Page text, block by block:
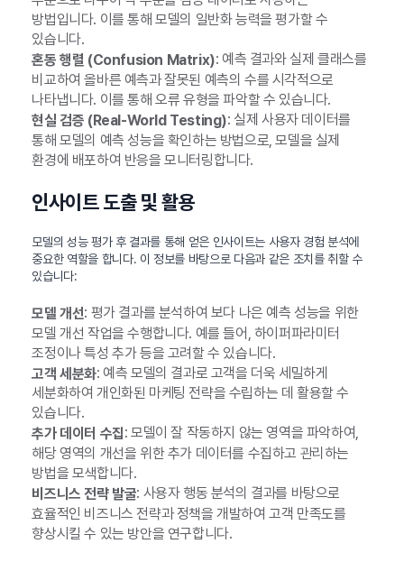
방법입니다. 이를 통해 모델의 일반화 능력을 평가할 수
있습니다.
혼동 행렬 (Confusion Matrix): 예측 결과와 실제 클래스를
비교하여 올바른 예측과 잘못된 예측의 수를 시각적으로
나타냅니다. 이를 통해 오류 유형을 파악할 수 있습니다.
현실 검증 (Real-World Testing): 실제 사용자 데이터를
통해 모델의 예측 성능을 확인하는 방법으로, 모델을 실제
환경에 배포하여 반응을 모니터링합니다.
인사이트 도출 및 활용
모델의 성능 평가 후 결과를 통해 얻은 인사이트는 사용자 경험 분석에
중요한 역할을 합니다. 이 정보를 바탕으로 다음과 같은 조치를 취할 수
있습니다:
모델 개선: 평가 결과를 분석하여 보다 나은 예측 성능을 위한
모델 개선 작업을 수행합니다. 예를 들어, 하이퍼파라미터
조정이나 특성 추가 등을 고려할 수 있습니다.
고객 세분화: 예측 모델의 결과로 고객을 더욱 세밀하게
세분화하여 개인화된 마케팅 전략을 수립하는 데 활용할 수
있습니다.
추가 데이터 수집: 모델이 잘 작동하지 않는 영역을 파악하여,
해당 영역의 개선을 위한 추가 데이터를 수집하고 관리하는
방법을 모색합니다.
비즈니스 전략 발굴: 사용자 행동 분석의 결과를 바탕으로
효율적인 비즈니스 전략과 정책을 개발하여 고객 만족도를
향상시킬 수 있는 방안을 연구합니다.